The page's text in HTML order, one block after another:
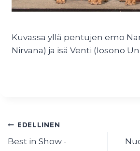
Kuvassa yllä pentujen emo
Nirvana) ja isä Venti (Iosono
Artikkelien
EDELLINEN
Best in Show -